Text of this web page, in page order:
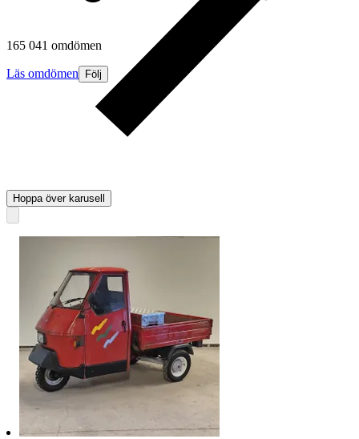
165 041 omdömen
Läs omdömen Följ
Hoppa över karusell